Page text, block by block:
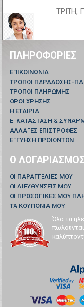
ΤΡΙΤΗ,
ΠΛΗΡΟΦΟΡΊΕΣ
ΕΠΙΚΟΙΝΩΝΊΑ
ΤΡΟΠΟΙ ΠΑΡΑΔΟΣΗΣ-
ΤΡΟΠΟΙ ΠΛΗΡΩΜΗΣ
ΟΡΟΙ ΧΡΗΣΗΣ
Η ΕΤΑΙΡΙΑ
ΕΓΚΑΤΑΣΤΑΣΗ &
ΑΛΛΑΓΕΣ ΕΠΙΣΤΡΟΦΕΣ
ΕΓΓΥΗΣΗ ΠΡΟΙΟΝΤΩΝ
Ο
ΟΙ ΠΑΡΑΓΓΕΛΊΕΣ ΜΟΥ
ΟΙ ΔΙΕΥΘΎΝΣΕΙΣ ΜΟΥ
ΟΙ ΠΡΟΣΩΠΙΚΈΣ ΜΟΥ
ΤΑ ΚΟΥΠΌΝΙΑ ΜΟΥ
Όλα τα